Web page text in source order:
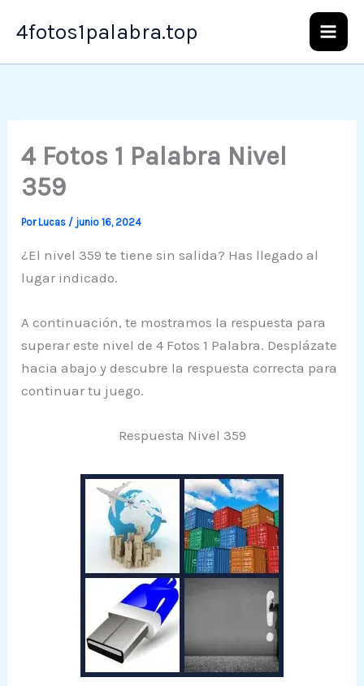
4fotos1palabra.top
4 Fotos 1 Palabra Nivel
359
PorLucas / junio 16, 2024
¿El nivel 359 te tiene sin salida? Has llegado al
lugar indicado.
A continuación, te mostramos la respuesta para
superar este nivel de 4 Fotos 1 Palabra. Desplázate
hacia abajo y descubre la respuesta correcta para
continuar tu juego.
Respuesta Nivel 359